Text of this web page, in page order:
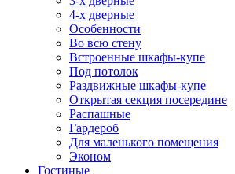
4-х дверные
Особенности
Во всю стену
Встроенные шкафы-купе
Под потолок
Раздвижные шкафы-купе
Открытая секция посередине
Распашные
Гардероб
Для маленького помещения
Эконом
Гостиные